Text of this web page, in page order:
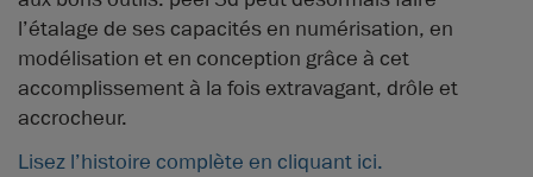
l’étalage de ses capacités en numérisation, en
modélisation et en conception grâce à cet
accomplissement à la fois extravagant, drôle et
accrocheur.
Lisez l’histoire complète en cliquant ici.